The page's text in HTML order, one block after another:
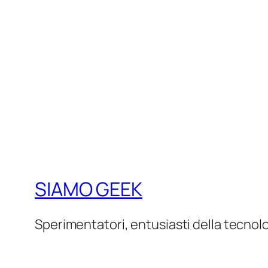
SIAMO GEEK
Sperimentatori, entusiasti della